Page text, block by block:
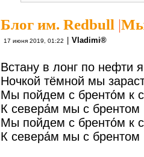
Блог им. Redbull |
17 июня 2019, 01:22 Vlаdimi®
Встану в лонг по нефти
Ночкой тёмной мы
Мы пойдем с бренто́м к
К севера́м мы с брентом
Мы пойдем с бренто́м к
К севера́м мы с брентом